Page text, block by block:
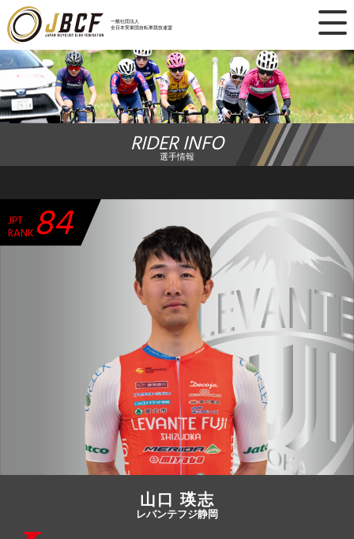
一般社団法人
全日本実業団自転車競技連盟
×
ニュース
レース日程
ランキング
チーム・選手
競技ガイド
加盟・登録
エントリー
JBCF ROAD SERIESとは
RIDER INFO
選手情報
JPT
RANK 84
山口 瑛志
レバンテフジ静岡